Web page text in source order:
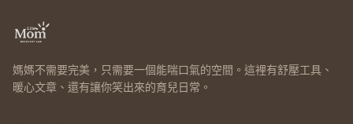
媽媽不需要完美，只需要一個能喘口氣的空間。這裡有舒壓工具、
暖心文章、還有讓你笑出來的育兒日常。